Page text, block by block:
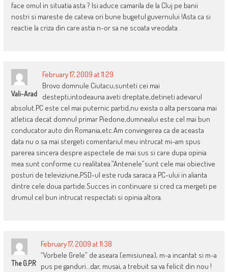
face omul in situatia asta ? Isi aduce camarila de la Cluj pe banii
nostri si mareste de cateva ori bune bugetul guvernului !Asta ca si
reactie la criza din care astia n-or sa ne scoata vreodata .
Vali-Arad
February 17, 2009 at 11:29
Brovo domnule Ciutacu,sunteti cei mai
destepti,intodeauna aveti dreptate,detineti adevarul
absolut.PC este cel mai puternic partid,nu exista o alta persoana mai
atletica decat domnul primar Piedone,dumnealui este cel mai bun
conducator auto din Romania,etc.Am convingerea ca de aceasta
data nu o sa mai stergeti comentariul meu intrucat mi-am spus
parerea sincera despre aspectele de mai sus si care dupa opinia
mea sunt conforme cu realitatea.”Antenele”sunt cele mai obiective
posturi de televiziune,PSD-ul este ruda saraca a PC-ului in alianta
dintre cele doua partide.Succes in continuare si cred ca mergeti pe
drumul cel bun intrucat respectati si opinia altora.
The G.P.R
February 17, 2009 at 11:38
“Vorbele Grele” de aseara (emisiunea), m-a incantat si m-a
pus pe ganduri…dar, musai, a trebuit sa va felicit din nou !